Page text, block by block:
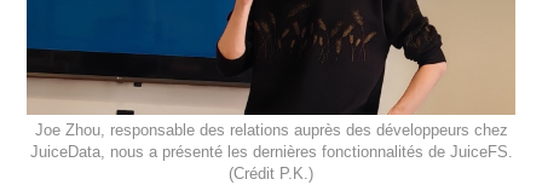
Joe Zhou, responsable des relations auprès des développeurs chez
JuiceData, nous a présenté les dernières fonctionnalités de JuiceFS.
(Crédit P.K.)